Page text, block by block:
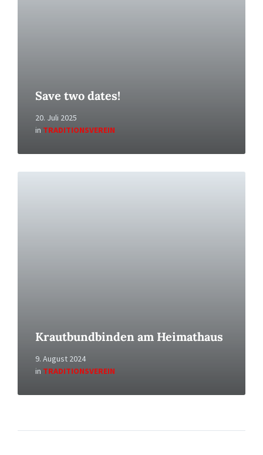
Save two dates!
20. Juli 2025
in TRADITIONSVEREIN
Krautbundbinden am Heimathaus
9. August 2024
in TRADITIONSVEREIN